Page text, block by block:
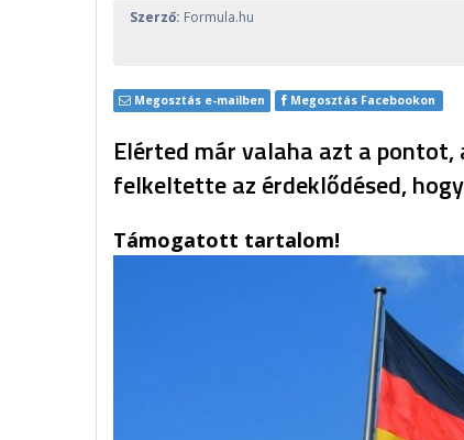
Szerző: Formula.hu
Megosztás e-mailben Megosztás Facebookon
Elérted már valaha azt a
felkeltette az érdeklődésed,
Támogatott tartalom!